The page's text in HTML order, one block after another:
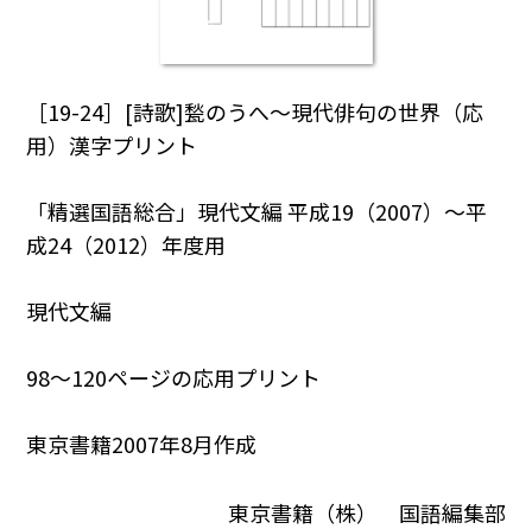
［19-24］[詩歌]甃のうへ～現代俳句の世界（応
用）漢字プリント
「精選国語総合」現代文編 平成19（2007）～平
成24（2012）年度用
現代文編
98～120ページの応用プリント
東京書籍2007年8月作成
東京書籍（株） 国語編集部